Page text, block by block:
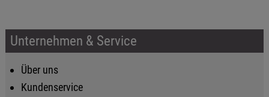
Unternehmen & Service
Über uns
Kundenservice